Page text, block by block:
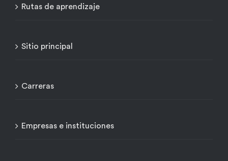
Rutas de aprendizaje
Sitio principal
Carreras
Empresas e instituciones